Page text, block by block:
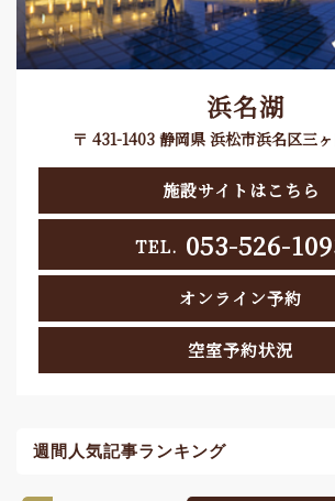
浜名湖
〒 431-1403 静岡県 浜松市浜名区三
施設サイトはこちら
TEL. 053-526-
オンライン予約
空室予約状況
週間人気記事ランキング